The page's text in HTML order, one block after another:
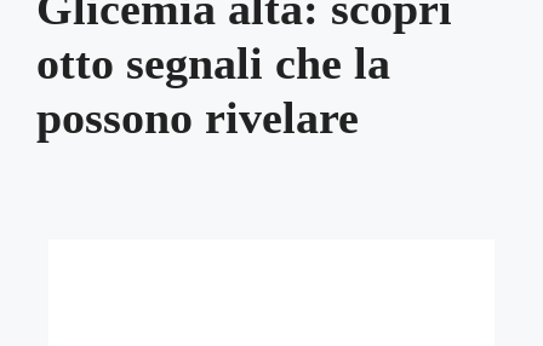
otto segnali che la
possono rivelare